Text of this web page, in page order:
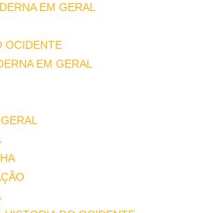
EM GERAL
OCIDENTE
EM GERAL